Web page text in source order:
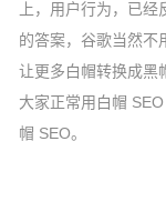
上，用户行为，已
的答案，谷歌当然不
让更多白帽转换成黑
大家正常用白帽
帽 SEO。